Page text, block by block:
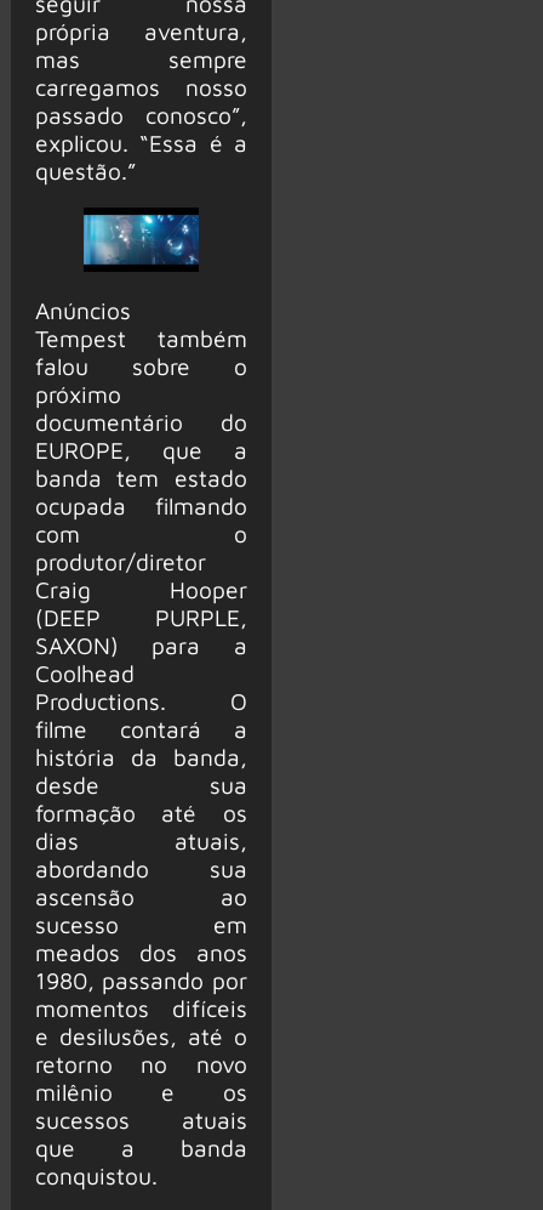
própria aventura,
mas sempre
carregamos nosso
passado conosco”,
explicou. “Essa é a
questão.”
Anúncios
Tempest também
falou sobre o
próximo
documentário do
EUROPE, que a
banda tem estado
ocupada filmando
com o
produtor/diretor
Craig Hooper
(DEEP PURPLE,
SAXON) para a
Coolhead
Productions. O
filme contará a
história da banda,
desde sua
formação até os
dias atuais,
abordando sua
ascensão ao
sucesso em
meados dos anos
1980, passando por
momentos difíceis
e desilusões, até o
retorno no novo
milênio e os
sucessos atuais
que a banda
conquistou.